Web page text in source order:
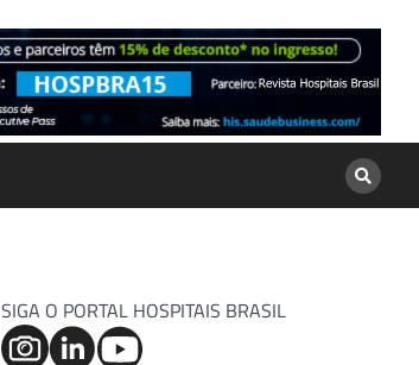
SIGA O PORTAL HOSPITAIS BRASIL